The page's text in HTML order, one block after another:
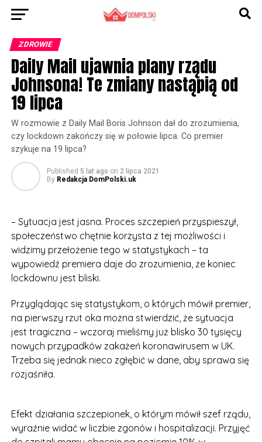
ZDROWIE
Daily Mail ujawnia plany rządu
Johnsona! Te zmiany nastąpią od
19 lipca
W rozmowie z Daily Mail Boris Johnson dał do zrozumienia,
czy lockdown zakończy się w połowie lipca. Co premier
szykuje na 19 lipca?
Published 5 lat ago on 2 lipca 2021
By Redakcja DomPolski.uk
– Sytuacja jest jasna. Proces szczepień przyspieszył,
społeczeństwo chętnie korzysta z tej możliwości i
widzimy przełożenie tego w statystykach – ta
wypowiedź premiera daje do zrozumienia, że koniec
lockdownu jest bliski.
Przyglądając się statystykom, o których mówił premier,
na pierwszy rzut oka można stwierdzić, że sytuacja
jest tragiczna – wczoraj mieliśmy już blisko 30 tysięcy
nowych przypadków zakażeń koronawirusem w UK.
Trzeba się jednak nieco zgłębić w dane, aby sprawa się
rozjaśniła.
Efekt działania szczepionek, o którym mówił szef rządu,
wyraźnie widać w liczbie zgonów i hospitalizacji. Przyjęć